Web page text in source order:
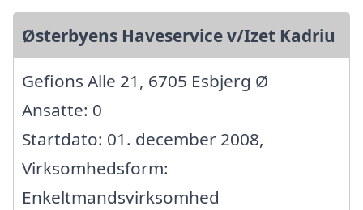
Østerbyens Haveservice v/Izet Kadriu
Gefions Alle 21, 6705 Esbjerg Ø
Ansatte: 0
Startdato: 01. december 2008,
Virksomhedsform:
Enkeltmandsvirksomhed